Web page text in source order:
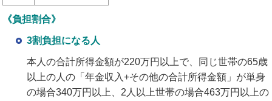
《負担割合》
3割負担になる人
本人の合計所得金額が220万円以上で、同じ世帯の65歳
以上の人の「年金収入+その他の合計所得金額」が単身
の場合340万円以上、2人以上世帯の場合463万円以上の